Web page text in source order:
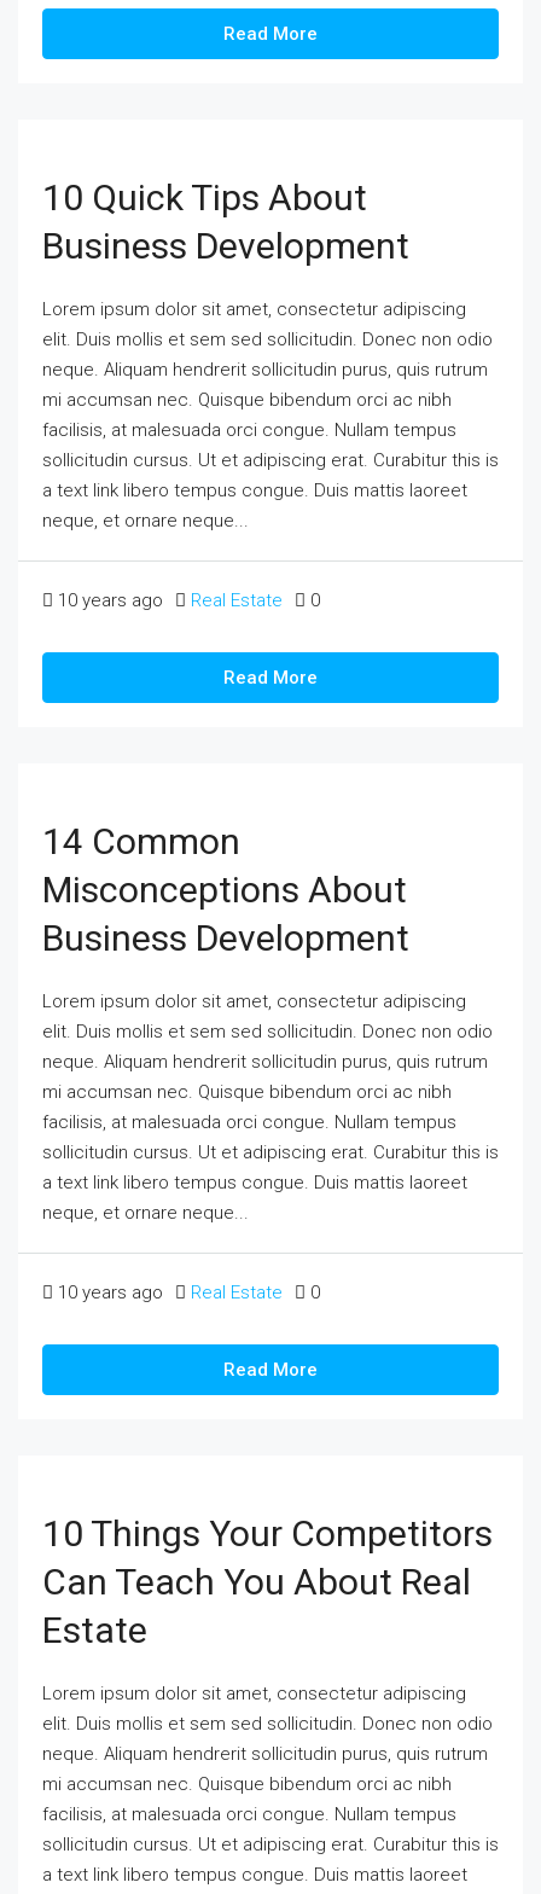
Read More
10 Quick Tips About
Business Development
Lorem ipsum dolor sit amet, consectetur adipiscing
elit. Duis mollis et sem sed sollicitudin. Donec non odio
neque. Aliquam hendrerit sollicitudin purus, quis rutrum
mi accumsan nec. Quisque bibendum orci ac nibh
facilisis, at malesuada orci congue. Nullam tempus
sollicitudin cursus. Ut et adipiscing erat. Curabitur this is
a text link libero tempus congue. Duis mattis laoreet
neque, et ornare neque...
10 years ago Real Estate 0
Read More
14 Common
Misconceptions About
Business Development
Lorem ipsum dolor sit amet, consectetur adipiscing
elit. Duis mollis et sem sed sollicitudin. Donec non odio
neque. Aliquam hendrerit sollicitudin purus, quis rutrum
mi accumsan nec. Quisque bibendum orci ac nibh
facilisis, at malesuada orci congue. Nullam tempus
sollicitudin cursus. Ut et adipiscing erat. Curabitur this is
a text link libero tempus congue. Duis mattis laoreet
neque, et ornare neque...
10 years ago Real Estate 0
Read More
10 Things Your Competitors
Can Teach You About Real
Estate
Lorem ipsum dolor sit amet, consectetur adipiscing
elit. Duis mollis et sem sed sollicitudin. Donec non odio
neque. Aliquam hendrerit sollicitudin purus, quis rutrum
mi accumsan nec. Quisque bibendum orci ac nibh
facilisis, at malesuada orci congue. Nullam tempus
sollicitudin cursus. Ut et adipiscing erat. Curabitur this is
a text link libero tempus congue. Duis mattis laoreet